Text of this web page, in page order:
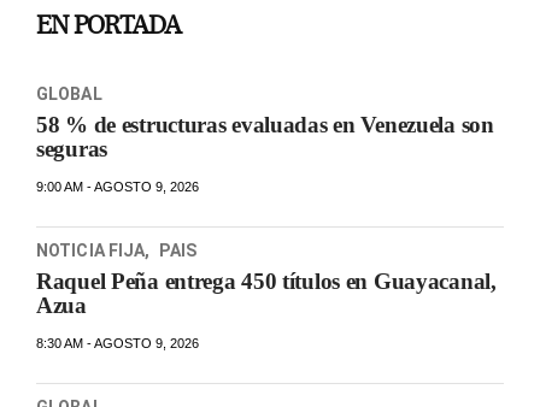
EN PORTADA
GLOBAL
58 % de estructuras evaluadas en Venezuela son
seguras
9:00 AM - AGOSTO 9, 2026
NOTICIA FIJA, PAIS
Raquel Peña entrega 450 títulos en Guayacanal,
Azua
8:30 AM - AGOSTO 9, 2026